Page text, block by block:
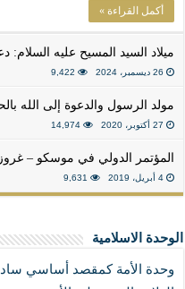
أكمل القراءة »
ميلاد السيد المسيح عليه السلام:
26 ديسمبر، 2024 9,422
مولد الرسول والدعوة إلى الله
27 أكتوبر، 2020 14,974
المؤتمر الدولي في موسكو –
4 أبريل، 2019 9,631
الوحدة الاسلامية
وحدة الأمة كمقصد أساسي